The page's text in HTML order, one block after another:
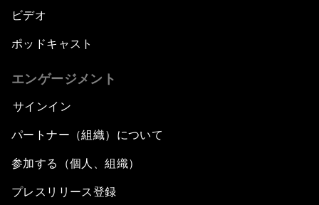
ビデオ
ポッドキャスト
エンゲージメント
サインイン
パートナー（組織）について
参加する（個人、組織）
プレスリリース登録